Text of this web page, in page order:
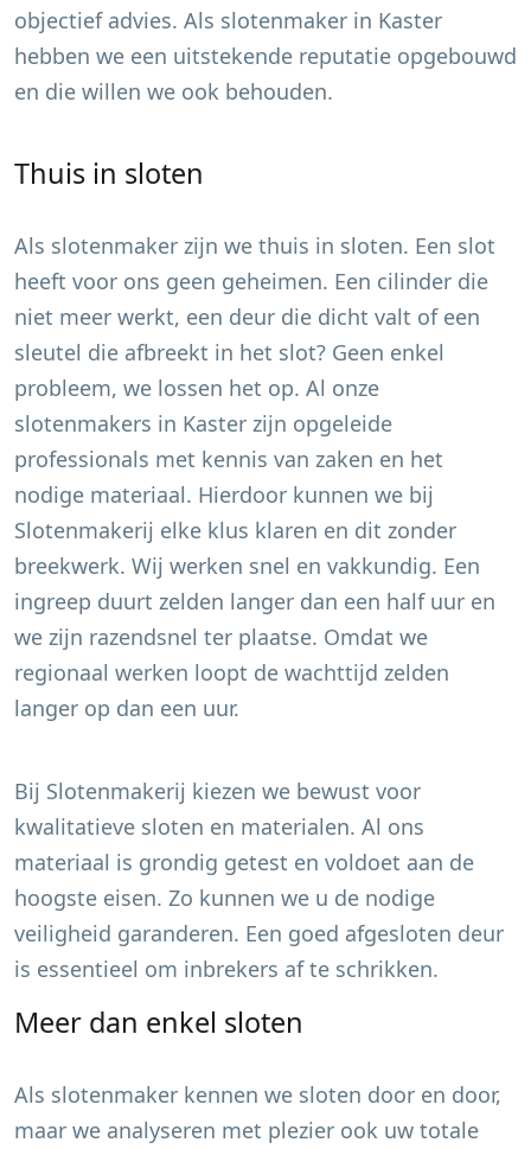
objectief advies. Als slotenmaker in Kaster
hebben we een uitstekende reputatie opgebouwd
en die willen we ook behouden.
Thuis in sloten
Als slotenmaker zijn we thuis in sloten. Een slot
heeft voor ons geen geheimen. Een cilinder die
niet meer werkt, een deur die dicht valt of een
sleutel die afbreekt in het slot? Geen enkel
probleem, we lossen het op. Al onze
slotenmakers in Kaster zijn opgeleide
professionals met kennis van zaken en het
nodige materiaal. Hierdoor kunnen we bij
Slotenmakerij elke klus klaren en dit zonder
breekwerk. Wij werken snel en vakkundig. Een
ingreep duurt zelden langer dan een half uur en
we zijn razendsnel ter plaatse. Omdat we
regionaal werken loopt de wachttijd zelden
langer op dan een uur.
Bij Slotenmakerij kiezen we bewust voor
kwalitatieve sloten en materialen. Al ons
materiaal is grondig getest en voldoet aan de
hoogste eisen. Zo kunnen we u de nodige
veiligheid garanderen. Een goed afgesloten deur
is essentieel om inbrekers af te schrikken.
Meer dan enkel sloten
Als slotenmaker kennen we sloten door en door,
maar we analyseren met plezier ook uw totale